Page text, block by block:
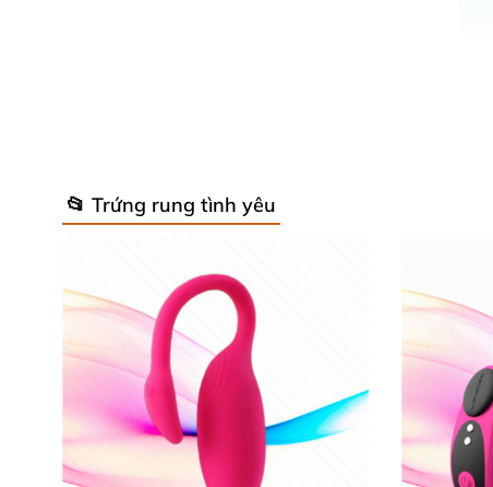
Thông tin chi tiết sản phẩm Trứng
Tên sản phẩm: Trứng rung thông minh điều
Mã sản phẩm: EG7
📂 Trứng rung tình yêu